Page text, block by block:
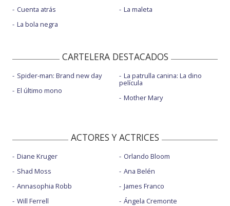
Cuenta atrás
La bola negra
La maleta
CARTELERA DESTACADOS
Spider-man: Brand new day
El último mono
La patrulla canina: La dino
película
Mother Mary
ACTORES Y ACTRICES
Diane Kruger
Shad Moss
Annasophia Robb
Will Ferrell
Orlando Bloom
Ana Belén
James Franco
Ángela Cremonte